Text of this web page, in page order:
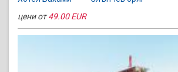
цени от49.00 EUR